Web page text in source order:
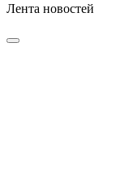
Лента новостей